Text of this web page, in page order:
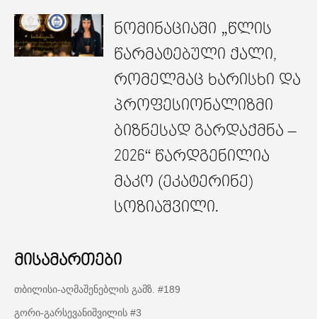
ნომინაციაში „წლის
წარმატებული ქალი,
რომელმაც ხარისხი და
პროფესიონალიზმი
ბიზნესად გარდაქმნა –
2026“ წარდგენილია
მაკო (ეკატერინე)
სოზიაშვილი.
მისამართები
თბილისი-აღმაშენებლის გამზ. #189
გორი-გარსევანიშვილის #3